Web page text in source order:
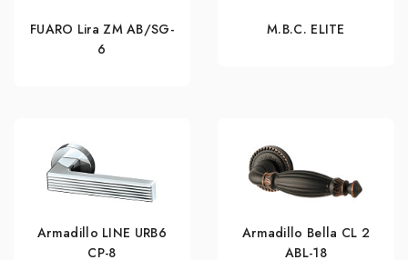
FUARO Lira ZM AB/SG-
6
M.B.C. ELITE
Armadillo LINE URB6
CP-8
Armadillo Bella CL 2
ABL-18